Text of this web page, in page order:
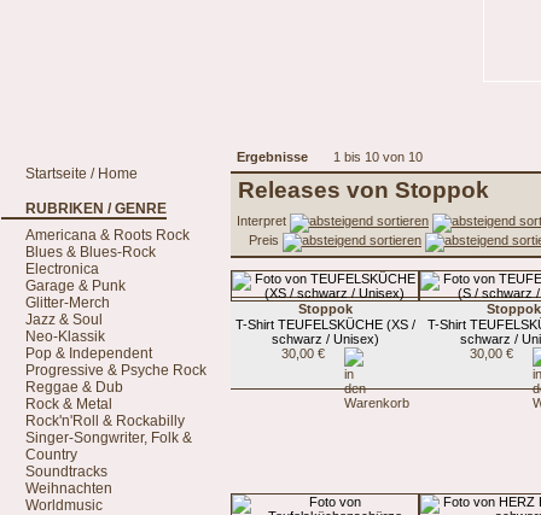
Ergebnisse 1 bis 10 von 10
Startseite / Home
RUBRIKEN / GENRE
Americana & Roots Rock
Blues & Blues-Rock
Electronica
Garage & Punk
Glitter-Merch
Jazz & Soul
Neo-Klassik
Pop & Independent
Progressive & Psyche Rock
Reggae & Dub
Rock & Metal
Rock'n'Roll & Rockabilly
Singer-Songwriter, Folk &
Country
Soundtracks
Weihnachten
Worldmusic
Releases von Stoppok
Interpret
Preis
Stoppok
T-Shirt TEUFELSKÜCHE (XS /
schwarz / Unisex)
30,00 €
Stoppok
T-Shirt
schwarz /
30,00 €